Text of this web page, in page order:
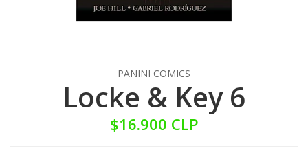
PANINI COMICS
Locke & Key 6
$16.900 CLP